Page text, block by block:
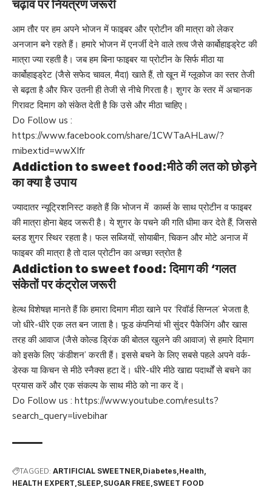
चढ़ाव पर नियंत्रण जरूरी
आम तौर पर हम अपने भोजन में फाइबर और प्रोटीन की मात्रा को लेकर
अनजान बने रहते हैं। हमारे भोजन में एनर्जी देने वाले तत्व जैसे कार्बोहाइड्रेट की
मात्रा ज्या रहती है। जब हम बिना फाइबर या प्रोटीन के सिर्फ मीठा या
कार्बोहाइड्रेट (जैसे सफेद चावल, मैदा) खाते हैं, तो खून में ग्लूकोज का स्तर तेजी
से बढ़ता है और फिर उतनी ही तेजी से नीचे गिरता है। शुगर के स्तर में अचानक
गिरावट दिमाग को संकेत देती है कि उसे और मीठा चाहिए।
Do Follow us :
https://www.facebook.com/share/1CWTaAHLaw/?
mibextid=wwXIfr
Addiction to sweet food:मीठे की लत को छोड़ने
का क्या है उपाय
ज्यादातर न्यूट्रिशनिस्ट कहते हैं कि भोजन में कार्ब्स के साथ प्रोटीन व फाइबर
की मात्रा होना बेहद जरूरी है। ये शुगर के पचने की गति धीमा कर देते हैं, जिससे
ब्लड शुगर स्थिर रहता है। फल सब्जियों, सोयाबीन, चिकन और मोटे अनाज में
फाइबर की मात्रा है तो दाल प्रोटीन का अच्छा स्त्रोत है
Addiction to sweet food: दिमाग की ‘गलत
संकेतों पर कंट्रोल जरूरी
हेल्थ विशेषज्ञ मानते हैं कि हमारा दिमाग मीठा खाने पर ‘रिवॉर्ड सिग्नल’ भेजता है,
जो धीरे-धीरे एक लत बन जाता है। फूड कंपनियां भी सुंदर पैकेजिंग और खास
तरह की आवाज (जैसे कोल्ड ड्रिंक की बोतल खुलने की आवाज) से हमारे दिमाग
को इसके लिए ‘कंडीशन’ करती हैं। इससे बचने के लिए सबसे पहले अपने वर्क-
डेस्क या किचन से मीठे स्नैक्स हटा दें। धीरे-धीरे मीठे खाद्य पदार्थों से बचने का
प्रयास करें और एक संकल्प के साथ मीठे को ना कर दें।
Do Follow us : https://www.youtube.com/results?
search_query=livebihar
TAGGED: ARTIFICIAL SWEETNER Diabetes Health
HEALTH EXPERT SLEEP SUGAR FREE SWEET FOOD